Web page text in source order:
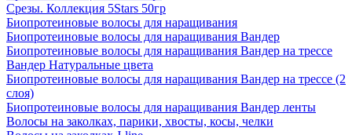
Срезы. Коллекция 5Stars 50гр
Биопротеиновые волосы для наращивания
Биопротеиновые волосы для наращивания Вандер
Биопротеиновые волосы для наращивания Вандер на трессе
Вандер Натуральные цвета
Биопротеиновые волосы для наращивания Вандер на трессе (2
слоя)
Биопротеиновые волосы для наращивания Вандер ленты
Волосы на заколках, парики, хвосты, косы, челки